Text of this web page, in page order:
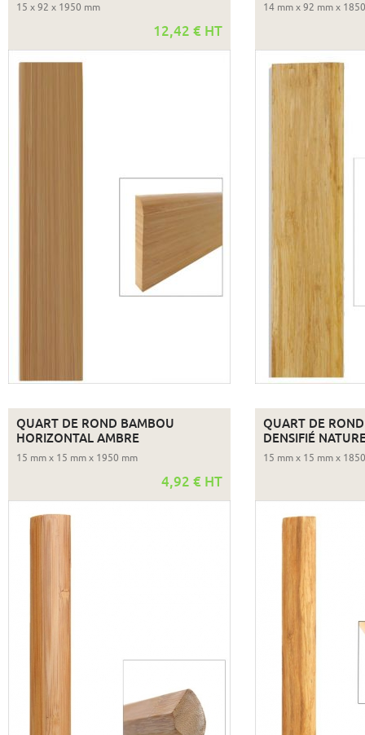
15 x 92 x 1950 mm
12,42 € HT
14 mm x 92 mm x
QUART DE ROND BAMBOU
HORIZONTAL AMBRE
15 mm x 15 mm x 1950 mm
4,92 € HT
QUART DE
DENSIFIÉ
15 mm x 15 mm x